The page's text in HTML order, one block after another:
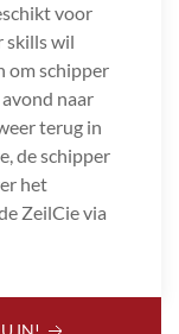
voor
skills wil
om schipper
naar
terug in
de schipper
het
ZeilCie via